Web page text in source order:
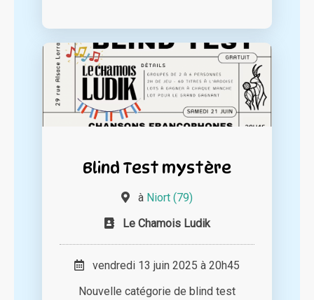
Blind Test mystère
à Niort (79)
Le Chamois Ludik
vendredi 13 juin 2025 à 20h45
Nouvelle catégorie de blind test